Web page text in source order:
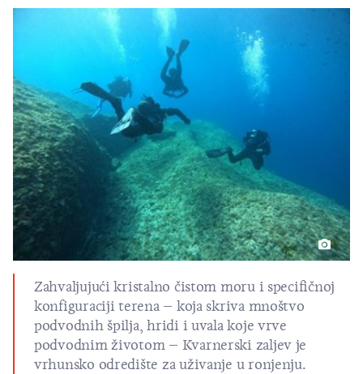
Zahvaljujući kristalno čistom moru i specifičnoj
konfiguraciji terena – koja skriva mnoštvo
podvodnih špilja, hridi i uvala koje vrve
podvodnim životom – Kvarnerski zaljev je
vrhunsko odredište za uživanje u ronjenju.